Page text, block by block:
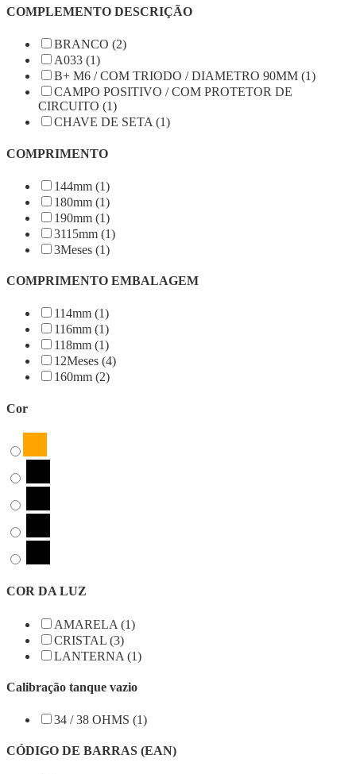
COMPLEMENTO DESCRIÇÃO
BRANCO (2)
A033 (1)
B+ M6 / COM TRIODO / DIAMETRO 90MM (1)
CAMPO POSITIVO / COM PROTETOR DE
CIRCUITO (1)
CHAVE DE SETA (1)
COMPRIMENTO
144mm (1)
180mm (1)
190mm (1)
3115mm (1)
3Meses (1)
COMPRIMENTO EMBALAGEM
114mm (1)
116mm (1)
118mm (1)
12Meses (4)
160mm (2)
Cor
COR DA LUZ
AMARELA (1)
CRISTAL (3)
LANTERNA (1)
Calibração tanque vazio
34 / 38 OHMS (1)
CÓDIGO DE BARRAS (EAN)